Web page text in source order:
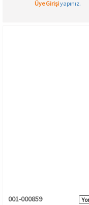
Üye Girişiyapınız.
001-000859